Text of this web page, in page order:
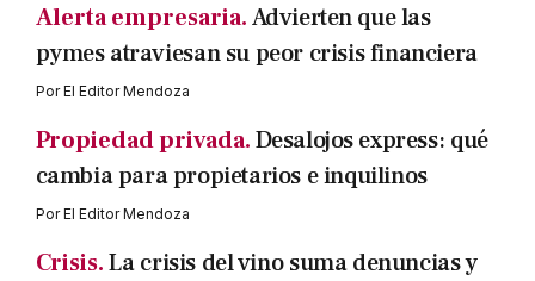
Alerta empresaria.Advierten que las
pymes atraviesan su peor crisis financiera
PorEl Editor Mendoza
Propiedad privada.Desalojos express: qué
cambia para propietarios e inquilinos
PorEl Editor Mendoza
Crisis.La crisis del vino suma denuncias y